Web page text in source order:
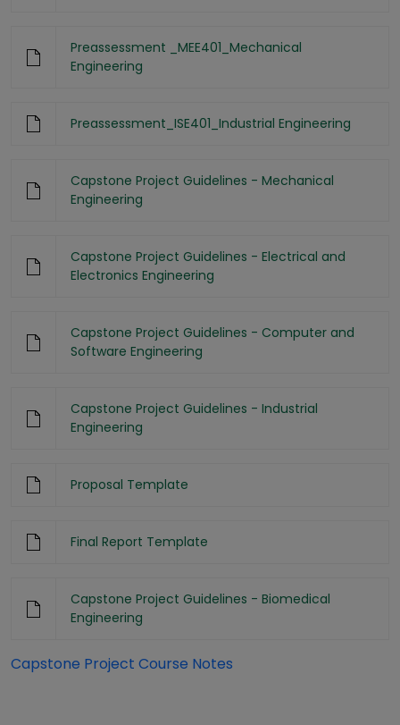
Preassessment _MEE401_Mechanical
Engineering
Preassessment_ISE401_Industrial Engineering
Capstone Project Guidelines - Mechanical
Engineering
Capstone Project Guidelines - Electrical and
Electronics Engineering
Capstone Project Guidelines - Computer and
Software Engineering
Capstone Project Guidelines - Industrial
Engineering
Proposal Template
Final Report Template
Capstone Project Guidelines - Biomedical
Engineering
Capstone Project Course Notes